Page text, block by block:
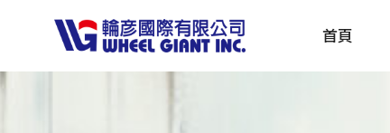
首頁